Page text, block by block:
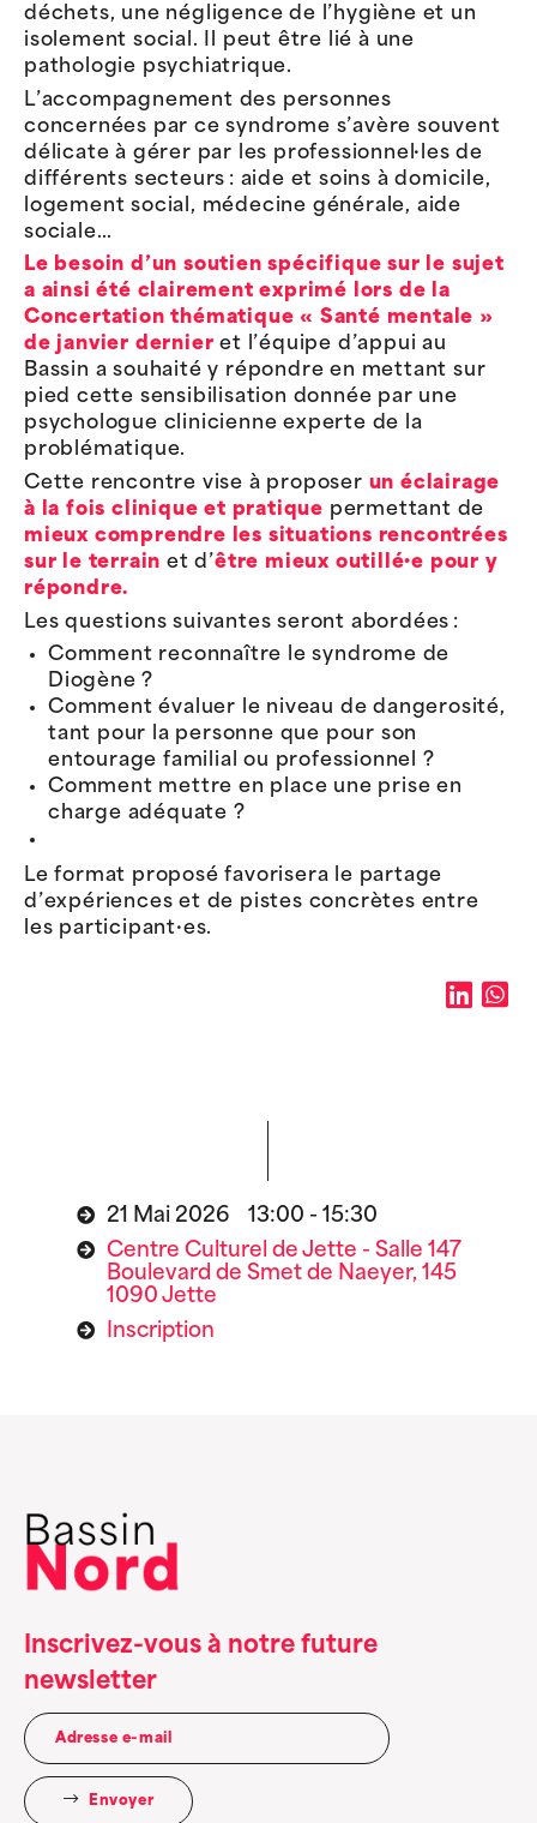
déchets, une négligence de l’hygiène et un
isolement social. Il peut être lié à une
pathologie psychiatrique.
L’accompagnement des personnes
concernées par ce syndrome s’avère souvent
délicate à gérer par les professionnel·les de
différents secteurs : aide et soins à domicile,
logement social, médecine générale, aide
sociale…
Le besoin d’un soutien spécifique sur le sujet
a ainsi été clairement exprimé lors de la
Concertation thématique « Santé mentale »
de janvier dernieret l’équipe d’appui au
Bassin a souhaité y répondre en mettant sur
pied cette sensibilisation donnée par une
psychologue clinicienne experte de la
problématique.
Cette rencontre vise à proposer un éclairage
à la fois clinique et pratique permettant de
mieux comprendre les situations rencontrées
sur le terrain et d’être mieux outillé·e pour y
répondre.
Les questions suivantes seront abordées :
Comment reconnaître le syndrome de
Diogène ?
Comment évaluer le niveau de dangerosité,
tant pour la personne que pour son
entourage familial ou professionnel ?
Comment mettre en place une prise en
charge adéquate ?
Le format proposé favorisera le partage
d’expériences et de pistes concrètes entre
les participant·es.
21 Mai 2026 13:00 - 15:30
Centre Culturel de Jette - Salle 147
Boulevard de Smet de Naeyer, 145
1090 Jette
Inscription
Inscrivez-vous à notre future
newsletter
Envoyer